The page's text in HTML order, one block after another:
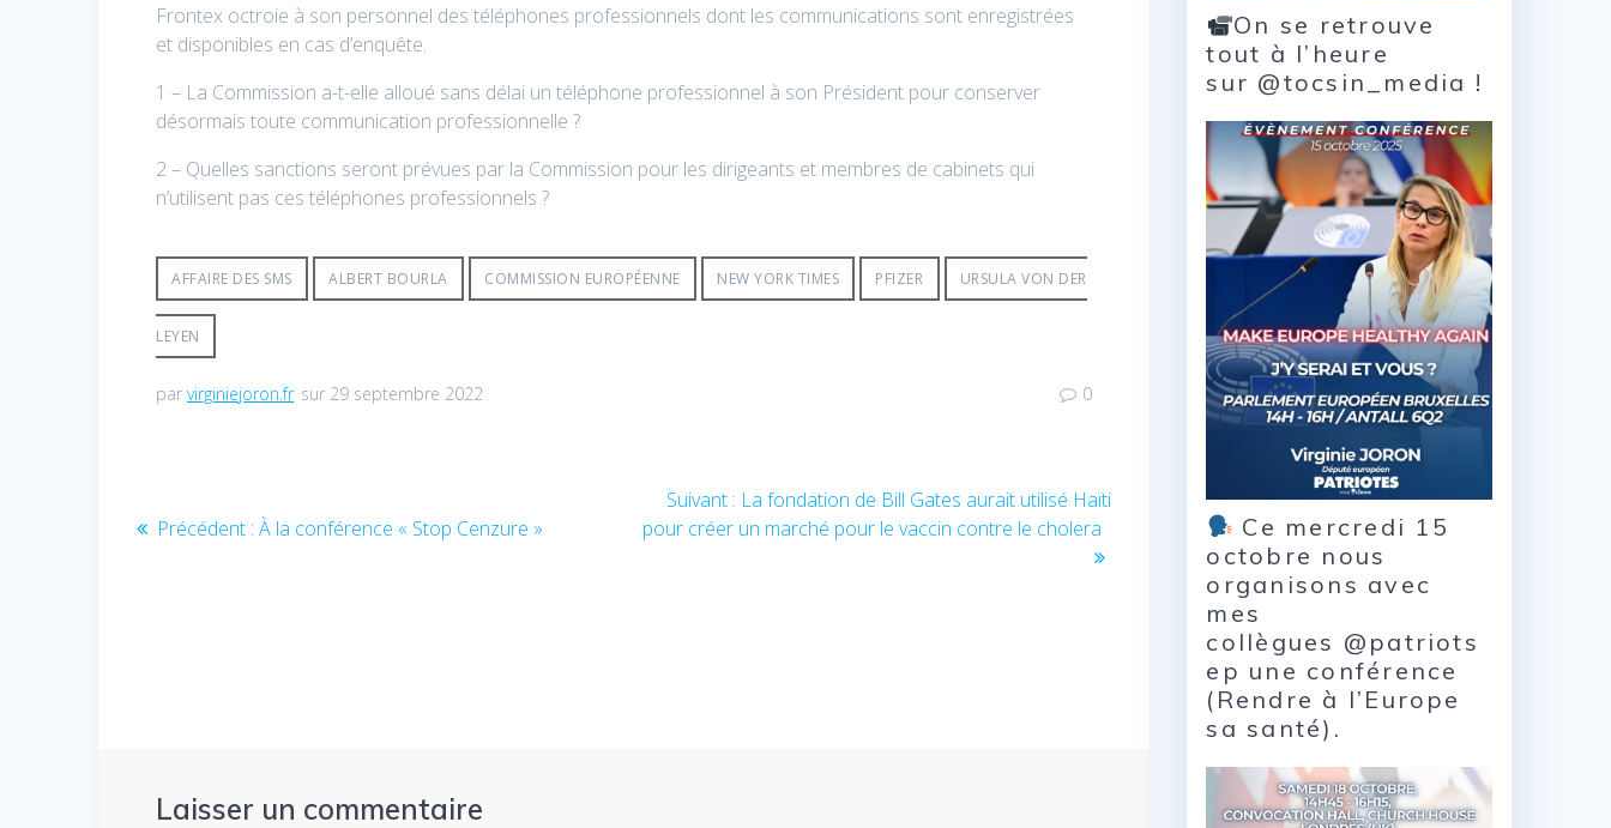
Frontex octroie à son personnel des téléphones professionnels dont les communications sont enregistrées
et disponibles en cas d’enquête.
1 – La Commission a-t-elle alloué sans délai un téléphone professionnel à son Président pour conserver
désormais toute communication professionnelle ?
2 – Quelles sanctions seront prévues par la Commission pour les dirigeants et membres de cabinets qui
n’utilisent pas ces téléphones professionnels ?
AFFAIRE DES SMS ALBERT BOURLA COMMISSION EUROPÉENNE NEW YORK TIMES PFIZER URSULA VON DER
LEYEN
parvirginiejoron.fr sur 29 septembre 2022 0
de Précédent : Article
À la conférence « Stop Cenzure »
Suivant : Article
suivant
La fondation de Bill Gates aurait utilisé Haïti
pour créer un marché pour le vaccin contre le cholera
Laisser un commentaire
On se retrouve
tout à l’heure
sur @tocsin_media !
Ce mercredi 15
octobre nous
organisons avec
mes
collègues @patriots
ep une conférence
(Rendre à l’Europe
sa santé).